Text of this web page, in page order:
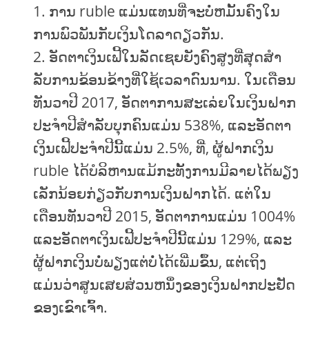
ການ ruble ແມ່ນແທນທີ່ຈະບໍ່ຫມັ້ນຄົງໃນ
ການພົວພັນກັບເງິນໂດລາດຽວກັນ.
ອັດຕາເງິນເຟີ້ໃນລັດເຊຍຍັງຄົງສູງທີ່ສຸດສໍາ
ລັບການຂ້ອນຂ້າງທີ່ໃຊ້ເວລາດົນນານ. ໃນເດືອນ
ທັນວາປີ 2017, ອັດຕາການສະເລ່ຍໃນເງິນຝາກ
ປະຈໍາປີສໍາລັບບຸກຄົນແມ່ນ 538%, ແລະອັດຕາ
ເງິນເຟີ້ປະຈໍາປີນີ້ແມ່ນ 2.5%, ທີ່, ຜູ້ຝາກເງິນ
ruble ໄດ້ບໍລິຫານແມ້ກະທັ້ງການມີລາຍໄດ້ພຽງ
ເລັກນ້ອຍກ່ຽວກັບການເງິນຝາກໄດ້. ແຕ່ໃນ
ເດືອນທັນວາປີ 2015, ອັດຕາການແມ່ນ 1004%
ແລະອັດຕາເງິນເຟີ້ປະຈໍາປີນີ້ແມ່ນ 129%, ແລະ
ຜູ້ຝາກເງິນບໍ່ພຽງແຕ່ບໍ່ໄດ້ເພີ່ມຂຶ້ນ, ແຕ່ເຖິງ
ແມ່ນວ່າສູນເສຍສ່ວນຫນຶ່ງຂອງເງິນຝາກປະຢັດ
ຂອງເຂົາເຈົ້າ.